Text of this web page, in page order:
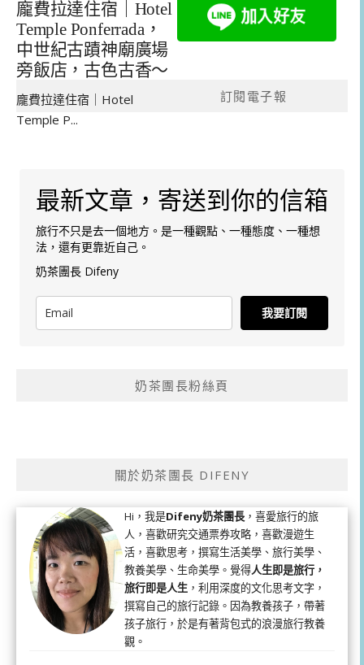
龐費拉達住宿｜Hotel
Temple Ponferrada，
中世紀古蹟神廟廣場
旁飯店，古色古香～
龐費拉達住宿｜Hotel
Temple P...
訂閱電子報
最新文章，寄送到你的信箱
旅行不只是去一個地方。是一種觀點、一種態度、一種想
法，還有更靠近自己。
奶茶團長 Difeny
我要訂閱
奶茶團長粉絲頁
關於奶茶團長 DIFENY
Hi，我是Difeny奶茶團長 ，喜愛旅行的旅
人，喜歡研究交通票券攻略，喜歡漫遊生
活，喜歡思考，撰寫生活美學、旅行美學、
教養美學、生命美學。覺得人生即是旅行，
旅行即是人生 ，利用深度的文化思考文字，
撰寫自己的旅行記錄。因為教養孩子，帶著
孩子旅行，於是有著背包式的浪漫旅行教養
觀。